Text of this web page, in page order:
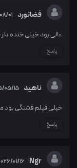
فضانورد 01
عالی بود خیلی خنده دار
پاسخ
ناهید 05/15
خیلی فیلم قشنگی
پاسخ
Ngr
01/16